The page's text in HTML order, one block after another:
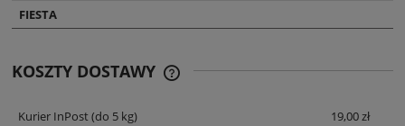
FIESTA
KOSZTY DOSTAWY
Kurier InPost(do 5 kg) 19,00 zł